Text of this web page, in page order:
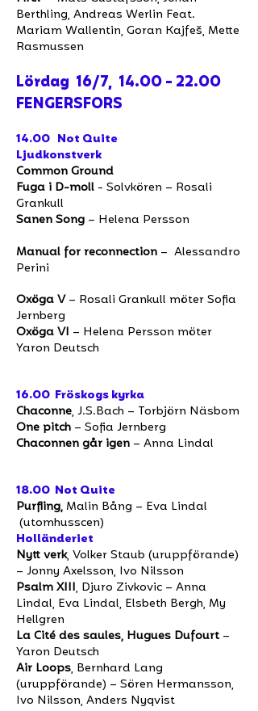
Berthling, Andreas Werlin Feat.
Mariam Wallentin, Goran Kajfeš, Mette
Rasmussen
Lördag 16/7, 14.00 - 22.00
FENGERSFORS
14.00 Not Quite
Ljudkonstverk
Common Ground
Fuga i D-moll - Solvkören – Rosali
Grankull
Sanen Song – Helena Persson
Manual for reconnection – Alessandro
Perini
Oxöga V– Rosali Grankull möter Sofia
Jernberg
Oxöga VI – Helena Persson möter
Yaron Deutsch
16.00 Fröskogs kyrka
Chaconne, J.S.Bach – Torbjörn Näsbom
One pitch – Sofia Jernberg
Chaconnen går igen – Anna Lindal
18.00 Not Quite
Purfling, Malin Bång – Eva Lindal
(utomhusscen)
Holländeriet
Nytt verk, Volker Staub (uruppförande)
– Jonny Axelsson, Ivo Nilsson
Psalm XIII, Djuro Zivkovic – Anna
Lindal, Eva Lindal, Elsbeth Bergh, My
Hellgren
La Cité des saules, Hugues Dufourt –
Yaron Deutsch
Air Loops, Bernhard Lang
(uruppförande) – Sören Hermansson,
Ivo Nilsson, Anders Nyqvist